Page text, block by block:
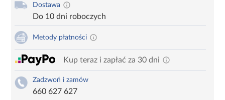
Dostawa
Do 10 dni roboczych
Metody płatności
Kup teraz i zapłać za 30 dni
Zadzwoń i zamów
660 627 627